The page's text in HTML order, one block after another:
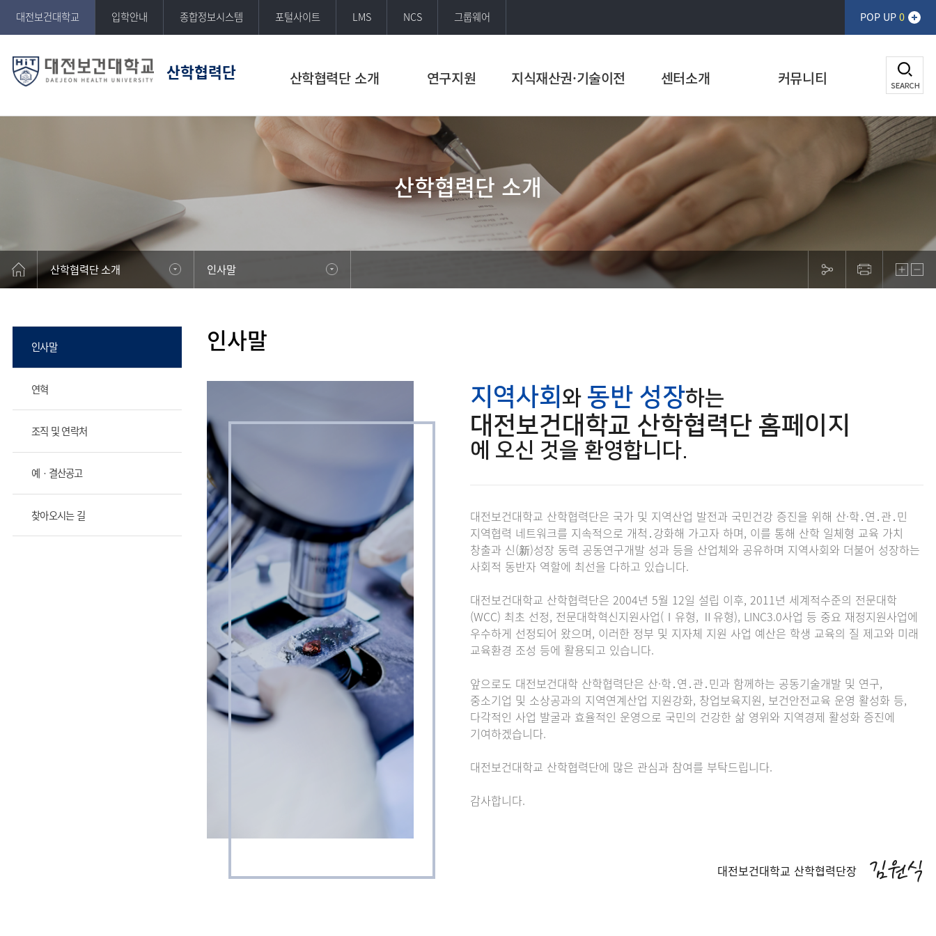
건너뛰기대전보건대학교 입학안내 종합정보시스템 포털사이트 LMS NCS 그룹웨어 POP UP0
산학협력단 산학협력단 소개 연구지원 지식재산권·기술이전 센터소개 커뮤니티
산학협력단 소개
산학협력단 소개 인사말
인사말
연혁
조직 및 연락처
예ᆞ결산공고
찾아오시는 길
인사말
지역사회 와 동반 성장하는
대전보건대학교 산학협력단 홈페이지
에 오신 것을 환영합니다.
대전보건대학교 산학협력단은 국가 및 지역산업 발전과 국민건강 증진을 위해 산·학․연․관․민
지역협력 네트워크를 지속적으로 개척․강화해 가고자 하며, 이를 통해 산학 일체형 교육 가치
창출과 신(新)성장 동력 공동연구개발 성과 등을 산업체와 공유하며 지역사회와 더불어 성장하는
사회적 동반자 역할에 최선을 다하고 있습니다.
대전보건대학교 산학협력단은 2004년 5월 12일 설립 이후, 2011년 세계적수준의 전문대학
(WCC) 최초 선정, 전문대학혁신지원사업(Ⅰ유형, Ⅱ유형), LINC3.0사업 등 중요 재정지원사업에
우수하게 선정되어 왔으며, 이러한 정부 및 지자체 지원 사업 예산은 학생 교육의 질 제고와 미래
교육환경 조성 등에 활용되고 있습니다.
앞으로도 대전보건대학 산학협력단은 산·학․연․관․민과 함께하는 공동기술개발 및 연구,
중소기업 및 소상공과의 지역연계산업 지원강화, 창업보육지원, 보건안전교육 운영 활성화 등,
다각적인 사업 발굴과 효율적인 운영으로 국민의 건강한 삶 영위와 지역경제 활성화 증진에
기여하겠습니다.
대전보건대학교 산학협력단에 많은 관심과 참여를 부탁드립니다.
감사합니다.
대전보건대학교 산학협력단장 김원식